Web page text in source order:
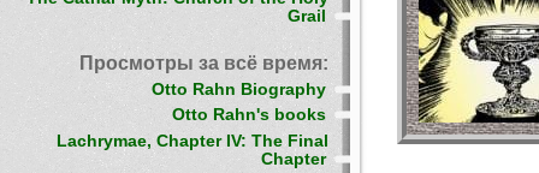
Grail
Просмотры за всё время:
Otto Rahn Biography
Otto Rahn's books
Lachrymae, Chapter IV: The Final
Chapter